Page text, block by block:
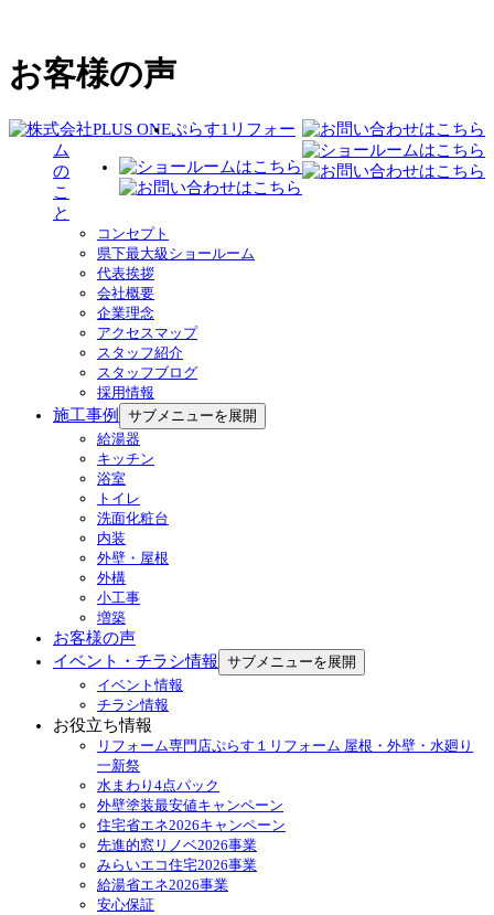
お客様の声
ぷらす1リフォー
ム
の
こ
と
コンセプト
県下最大級ショールーム
代表挨拶
会社概要
企業理念
アクセスマップ
スタッフ紹介
スタッフブログ
採用情報
施工事例
サブメニューを展開
給湯器
キッチン
浴室
トイレ
洗面化粧台
内装
外壁・屋根
外構
小工事
増築
お客様の声
イベント・チラシ情報 サブメニューを展開
イベント情報
チラシ情報
お役立ち情報
リフォーム専門店ぷらす１リフォーム 屋根・外壁・水廻り
一新祭
水まわり4点パック
外壁塗装最安値キャンペーン
住宅省エネ2026キャンペーン
先進的窓リノベ2026事業
みらいエコ住宅2026事業
給湯省エネ2026事業
安心保証